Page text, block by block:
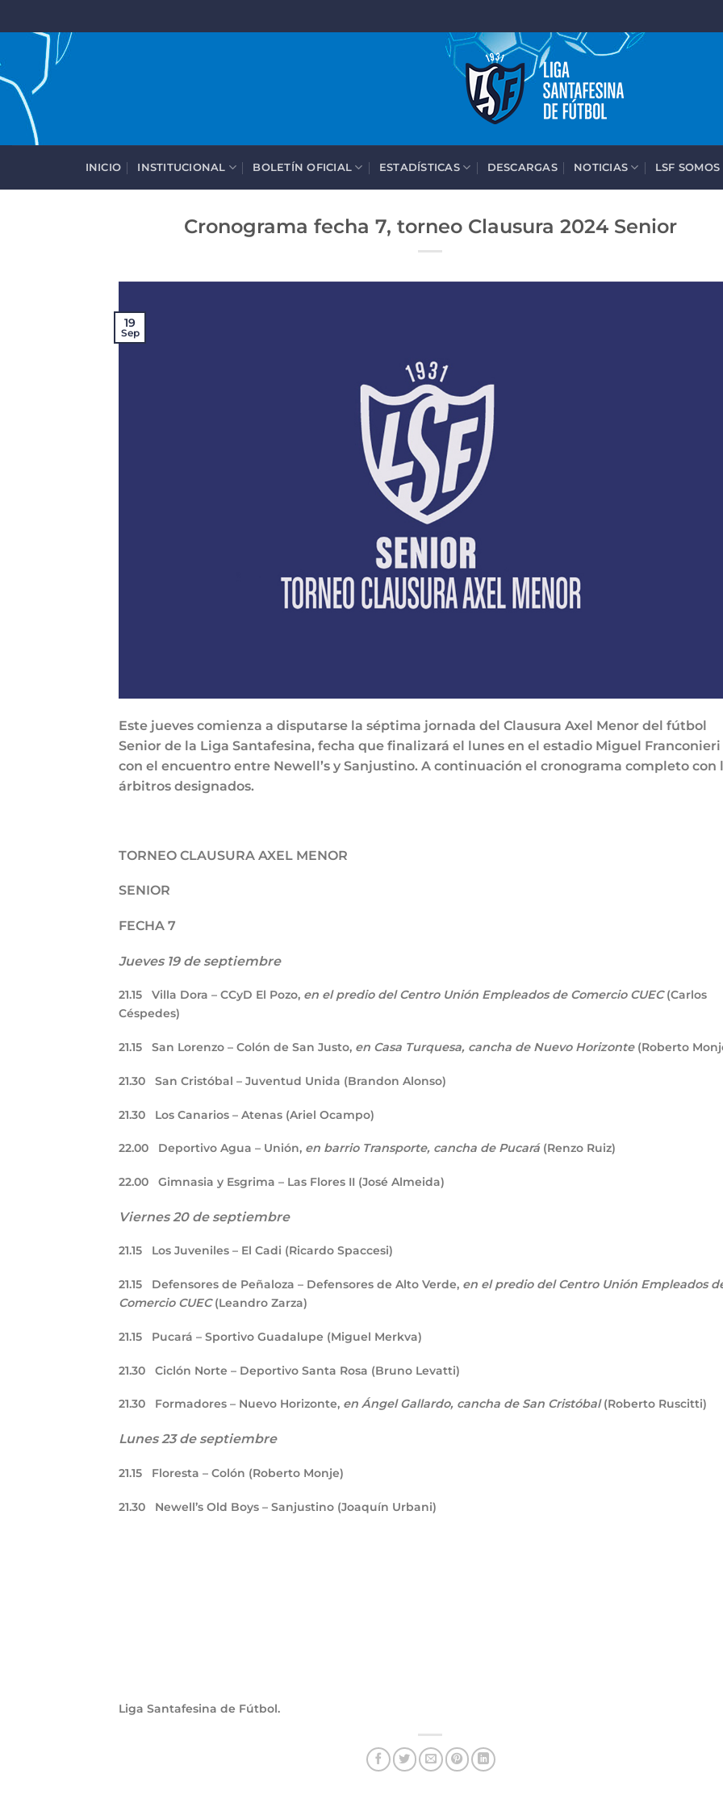
contenido
INICIO INSTITUCIONAL BOLETÍN OFICIAL ESTADÍSTICAS DESCARGAS NOTICIAS LSF
Cronograma fecha 7, torneo Clausura 2024 Senior
19
Sep
Este jueves comienza a disputarse la séptima jornada del Clausura Axel Menor del fútbol
Senior de la Liga Santafesina, fecha que finalizará el lunes en el estadio Miguel Franconieri
con el encuentro entre Newell’s y Sanjustino. A continuación el cronograma completo con
árbitros designados.
TORNEO CLAUSURA AXEL MENOR
SENIOR
FECHA 7
Jueves 19 de septiembre
21.15 Villa Dora – CCyD El Pozo, en el predio del Centro Unión Empleados de Comercio CUEC(Carlos
Céspedes)
21.15 San Lorenzo – Colón de San Justo, en Casa Turquesa, cancha de Nuevo Horizonte(Roberto
21.30 San Cristóbal – Juventud Unida (Brandon Alonso)
21.30 Los Canarios – Atenas (Ariel Ocampo)
22.00 Deportivo Agua – Unión, en barrio Transporte, cancha de Pucará(Renzo Ruiz)
22.00 Gimnasia y Esgrima – Las Flores II (José Almeida)
Viernes 20 de septiembre
21.15 Los Juveniles – El Cadi (Ricardo Spaccesi)
21.15 Defensores de Peñaloza – Defensores de Alto Verde, en el predio del Centro Unión Empleados
Comercio CUEC(Leandro Zarza)
21.15 Pucará – Sportivo Guadalupe (Miguel Merkva)
21.30 Ciclón Norte – Deportivo Santa Rosa (Bruno Levatti)
21.30 Formadores – Nuevo Horizonte, en Ángel Gallardo, cancha de San Cristóbal(Roberto Ruscitti)
Lunes 23 de septiembre
21.15 Floresta – Colón (Roberto Monje)
21.30 Newell’s Old Boys – Sanjustino (Joaquín Urbani)
Liga Santafesina de Fútbol.